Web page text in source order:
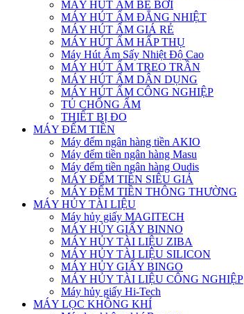
MÁY HÚT ẨM BỂ BƠI
MÁY HÚT ẨM ĐẲNG NHIỆT
MÁY HÚT ẨM GIÁ RẺ
MÁY HÚT ẨM HẤP THỤ
Máy Hút Ẩm Sấy Nhiệt Độ Cao
MÁY HÚT ẨM TREO TRẦN
MÁY HÚT ẨM DÂN DỤNG
MÁY HÚT ẨM CÔNG NGHIỆP
TỦ CHỐNG ẨM
THIẾT BỊ ĐO
MÁY ĐẾM TIỀN
Máy đếm ngân hàng tiền AKIO
Máy đếm tiền ngân hàng Masu
Máy đếm tiền ngân hàng Oudis
MÁY ĐẾM TIỀN SIÊU GIẢ
MÁY ĐẾM TIỀN THÔNG THƯỜNG
MÁY HỦY TÀI LIỆU
Máy hủy giấy MAGITECH
MÁY HỦY GIẤY BINNO
MÁY HỦY TÀI LIỆU ZIBA
MÁY HỦY TÀI LIỆU SILICON
MÁY HỦY GIẤY BINGO
MÁY HỦY TÀI LIỆU CÔNG NGHIỆP
Máy hủy giấy Hi-Tech
MÁY LỌC KHÔNG KHÍ